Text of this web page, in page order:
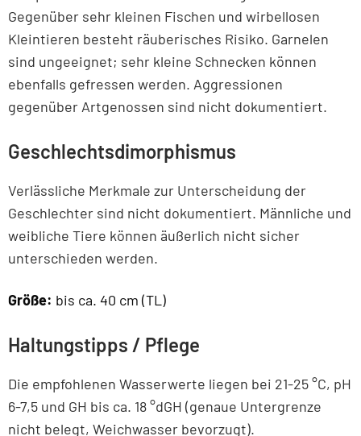
Gegenüber sehr kleinen Fischen und wirbellosen
Kleintieren besteht räuberisches Risiko. Garnelen
sind ungeeignet; sehr kleine Schnecken können
ebenfalls gefressen werden. Aggressionen
gegenüber Artgenossen sind nicht dokumentiert.
Geschlechtsdimorphismus
Verlässliche Merkmale zur Unterscheidung der
Geschlechter sind nicht dokumentiert. Männliche und
weibliche Tiere können äußerlich nicht sicher
unterschieden werden.
Größe: bis ca. 40 cm (TL)
Haltungstipps / Pflege
Die empfohlenen Wasserwerte liegen bei 21-25 °C, pH
6-7,5 und GH bis ca. 18 °dGH (genaue Untergrenze
nicht belegt, Weichwasser bevorzugt).